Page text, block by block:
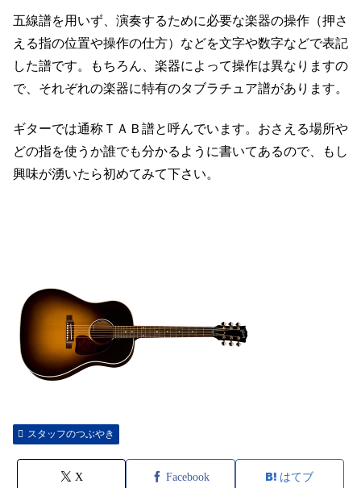
五線譜を用いず、演奏するために必要な楽器の操作（押さ
える指の位置や操作の仕方）などを文字や数字などで表記
した譜です。もちろん、楽器によって操作は異なりますの
で、それぞれの楽器に特有のタブラチュア譜があります。
ギターでは通称ＴＡＢ譜と呼んでいます。おさえる場所や
どの指を使うか誰でも分かるように書いてあるので、もし
興味が湧いたら初めてみて下さい。
スタッフのつぶやき
X Facebook はてブ